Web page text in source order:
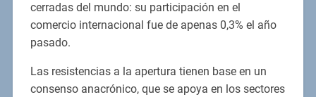
cerradas del mundo: su participación en el
comercio internacional fue de apenas 0,3% el año
pasado.
Las resistencias a la apertura tienen base en un
consenso anacrónico, que se apoya en los sectores